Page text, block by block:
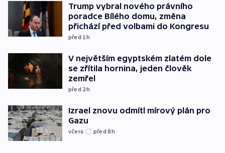
Trump vybral nového právního
poradce Bílého domu, změna
přichází před volbami do Kongresu
před 1h
V největším egyptském zlatém dole
se zřítila hornina, jeden člověk
zemřel
před 2h
Izrael znovu odmítl mírový plán pro
Gazu
včera před 8h